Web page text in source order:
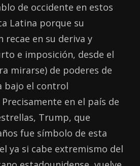
de occidente en estos
Latina porque su
recae en su deriva y
e imposición, desde el
mirarse) de poderes de
bajo el control
en el país de
Trump, que
fue símbolo de esta
ya si cabe extremismo del